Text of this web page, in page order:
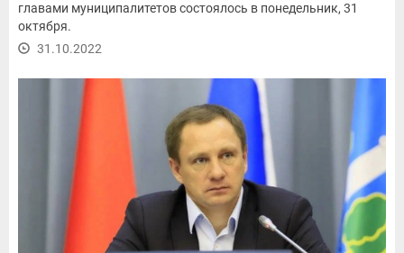
главами муниципалитетов состоялось в понедельник, 31
октября.
31.10.2022